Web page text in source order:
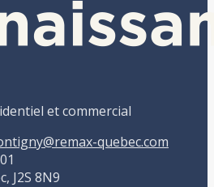
et commercial
quebec.com
J2S 8N9